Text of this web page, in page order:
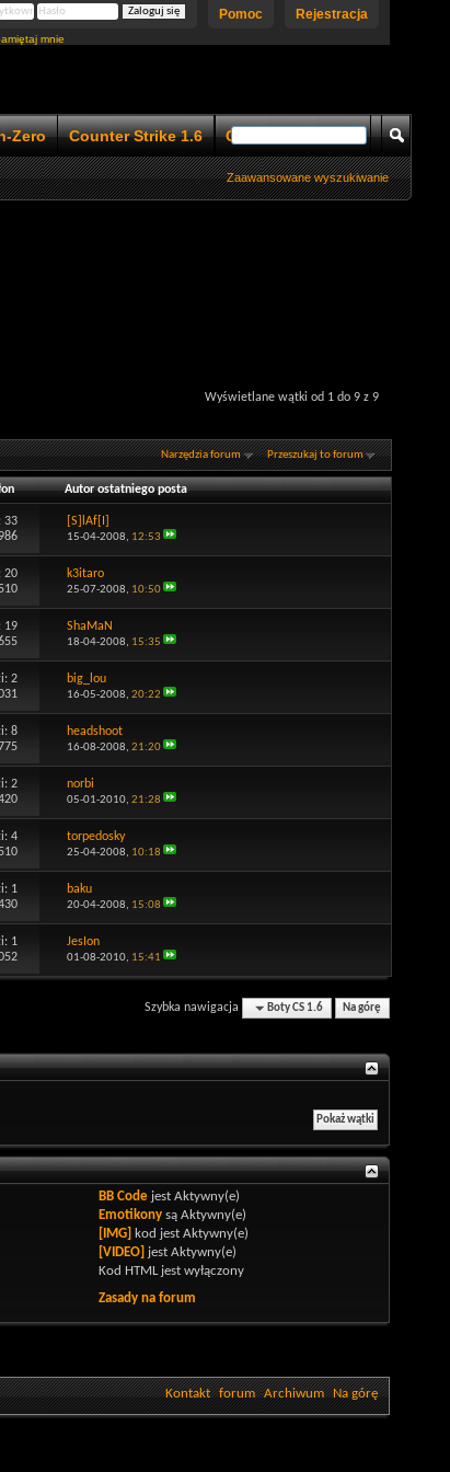
Rejestracja
Pomoc
mnie
Zero Counter Strike 1.6 Counter Strike 1.5
Zaawansowane wyszukiwanie
Wyświetlane wątki od 1 do 9 z 9
Narzędzia forum Przeszukaj to forum
Autor ostatniego posta
33
[S]lAf[I]
15-04-2008, 12:53
20
k3itaro
25-07-2008, 10:50
19
ShaMaN
18-04-2008, 15:35
2
big_lou
16-05-2008, 20:22
8
headshoot
16-08-2008, 21:20
2
norbi
05-01-2010, 21:28
4
torpedosky
25-04-2008, 10:18
1
baku
20-04-2008, 15:08
1
JesIon
01-08-2010, 15:41
Szybka nawigacja Boty CS 1.6 Na górę
BB Code jestAktywny(e)
Emotikony sąAktywny(e)
[IMG] kod jestAktywny(e)
[VIDEO] jestAktywny(e)
Kod HTML jestwyłączony
Zasady na forum
Kontakt forum Archiwum Na górę